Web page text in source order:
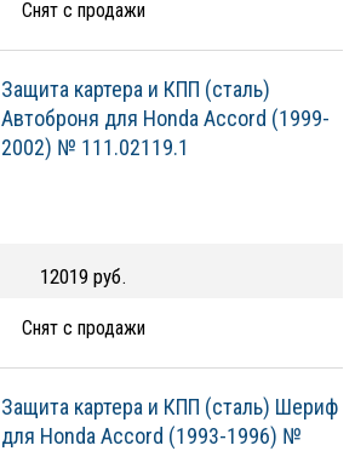
Снят с продажи
Защита картера и КПП (сталь)
Автоброня для Honda Accord (1999-
2002) № 111.02119.1
12019 руб.
Снят с продажи
Защита картера и КПП (сталь) Шериф
для Honda Accord (1993-1996) №